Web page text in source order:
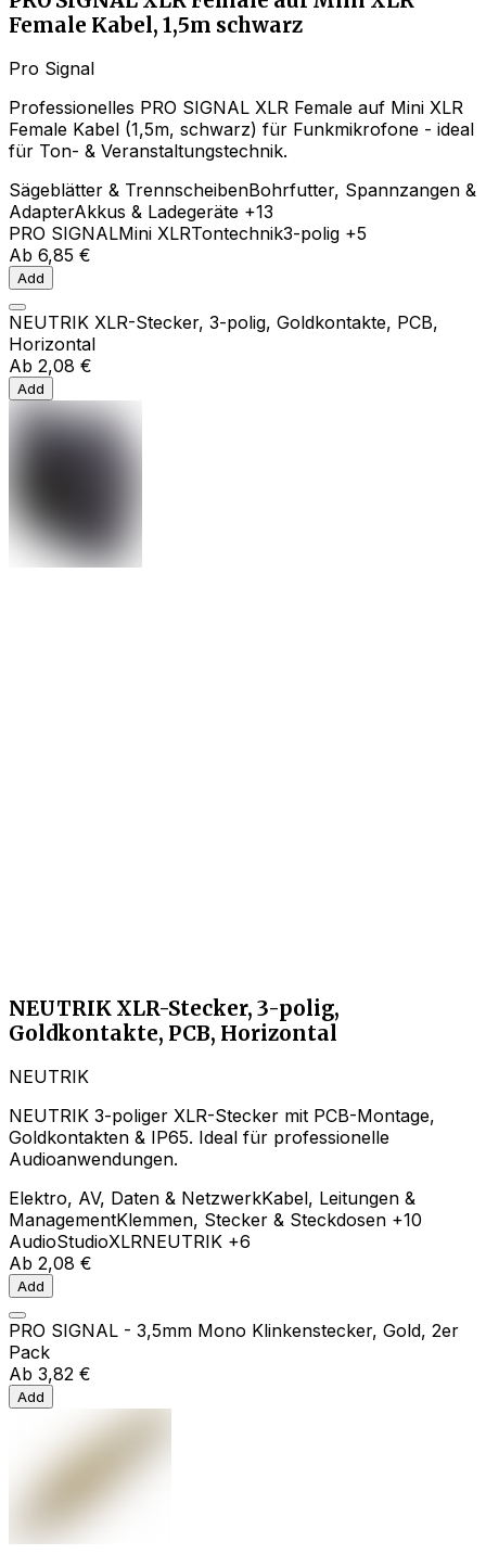
Female Kabel, 1,5m schwarz
Pro Signal
Professionelles PRO SIGNAL XLR Female auf Mini XLR
Female Kabel (1,5m, schwarz) für Funkmikrofone - ideal
für Ton- & Veranstaltungstechnik.
Sägeblätter & TrennscheibenBohrfutter, Spannzangen &
AdapterAkkus & Ladegeräte +13
PRO SIGNALMini XLRTontechnik3-polig +5
Ab 6,85 €
Add
NEUTRIK XLR-Stecker, 3-polig, Goldkontakte, PCB,
Horizontal
Ab 2,08 €
Add
NEUTRIK XLR-Stecker, 3-polig,
Goldkontakte, PCB, Horizontal
NEUTRIK
NEUTRIK 3-poliger XLR-Stecker mit PCB-Montage,
Goldkontakten & IP65. Ideal für professionelle
Audioanwendungen.
Elektro, AV, Daten & NetzwerkKabel, Leitungen &
ManagementKlemmen, Stecker & Steckdosen +10
AudioStudioXLRNEUTRIK +6
Ab 2,08 €
Add
PRO SIGNAL - 3,5mm Mono Klinkenstecker, Gold, 2er
Pack
Ab 3,82 €
Add